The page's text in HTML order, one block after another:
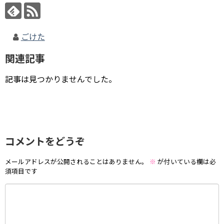
ごけた
関連記事
記事は見つかりませんでした。
コメントをどうぞ
メールアドレスが公開されることはありません。 ※ が付いている欄は必
須項目です